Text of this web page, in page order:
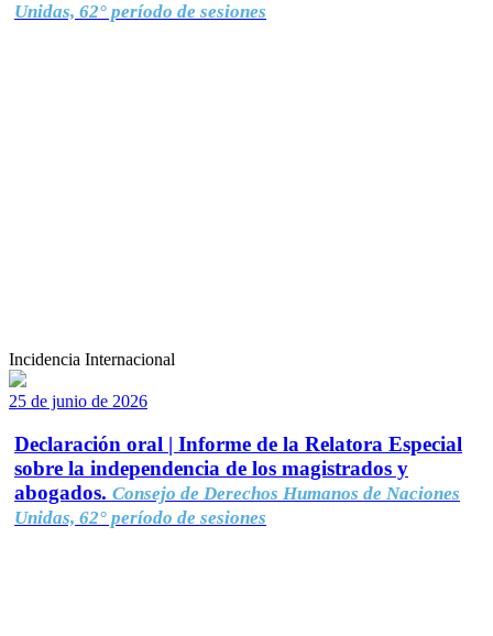
Unidas, 62° período de sesiones
Incidencia Internacional
25 de junio de 2026
Declaración oral | Informe de la Relatora Especial
sobre la independencia de los magistrados y
abogados. Consejo de Derechos Humanos de Naciones
Unidas, 62° período de sesiones